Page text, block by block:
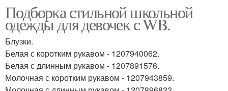
Подборка стильной школьной
одежды для девочек с WB.
Блузки.
Белая с коротким рукавом - 1207940062.
Белая с длинным рукавом - 1207891576.
Молочная с коротким рукавом - 1207943859.